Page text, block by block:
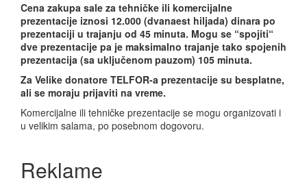
Cena zakupa sale za tehničke ili komercijalne
prezentacije iznosi 12.000 (dvanaest hiljada) dinara po
prezentaciji u trajanju od 45 minuta. Mogu se “spojiti“
dve prezentacije pa je maksimalno trajanje tako spojenih
prezentacija (sa uključenom pauzom) 105 minuta.
Za Velike donatore TELFOR-a prezentacije su besplatne,
ali se moraju prijaviti na vreme.
Komercijalne ili tehničke prezentacije se mogu organizovati i
u velikim salama, po posebnom dogovoru.
Reklame